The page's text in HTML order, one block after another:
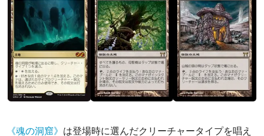
《魂の洞窟》 は登場時に選んだクリーチャータイプを唱え